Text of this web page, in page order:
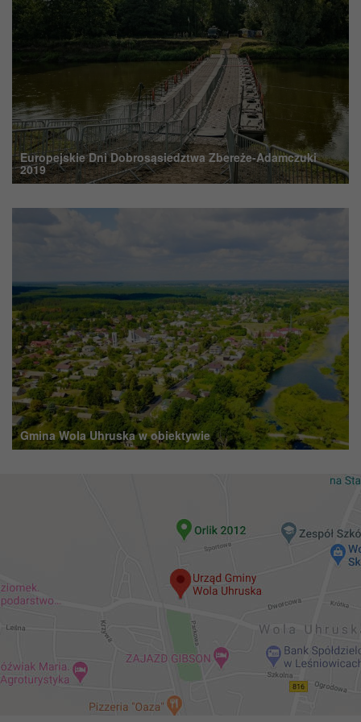
Europejskie Dni Dobrosąsiedztwa Zbereże-Adamczuki
2019
Gmina Wola Uhruska w obiektywie